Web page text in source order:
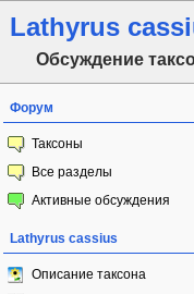
Lathyrus
Обсуждение
Форум
Таксоны
Все разделы
Активные обсуждения
Lathyrus cassius
Описание таксона